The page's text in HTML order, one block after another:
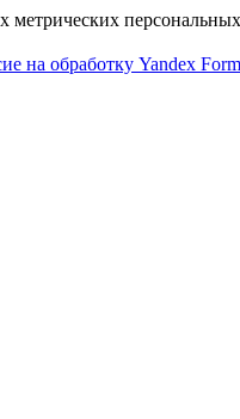
метрических
на обработку Yandex